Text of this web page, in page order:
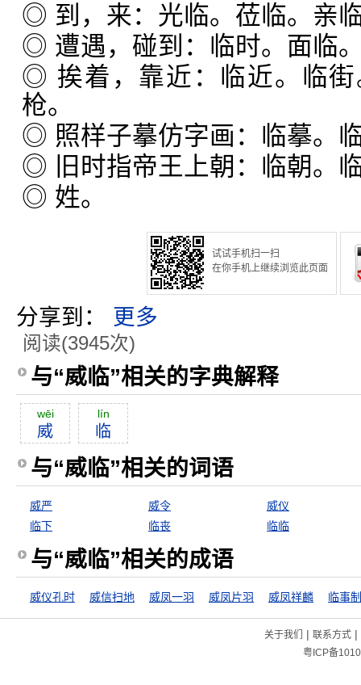
◎ 到，来：光临。莅临。亲
◎ 遭遇，碰到：临时。面临
◎ 挨着，靠近：临近。临
枪。
◎ 照样子摹仿字画：临摹。
◎ 旧时指帝王上朝：临朝。
◎ 姓。
试试手机扫一扫
在你手机上继续浏览此页面
分享到： 更多
阅读(3945次)
与“威临”相关的字典解释
wēi
威
lín
临
与“威临”相关的词语
威严 威令
威仪
临下
临丧 临临
与“威临”相关的成语
威仪孔时 威信扫地 威凤一羽 威凤片羽 威凤祥麟 临事
关于我们 | 联系方式|
粤ICP备